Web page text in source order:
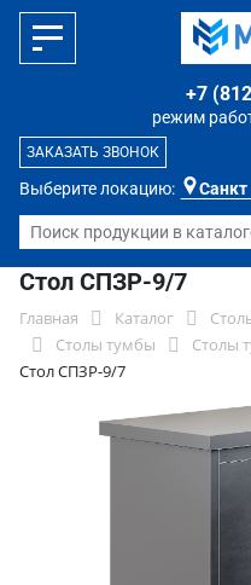
Выберите локацию: Санкт
режим
+7
ЗАКАЗАТЬ ЗВОНОК
Стол СПЗР-9/7
Главная Каталог
Столы тумбы
Столы
Стол СПЗР-9/7